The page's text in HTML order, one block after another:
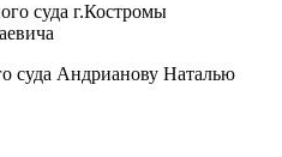
суда г.Костромы
суда Андрианову Наталью